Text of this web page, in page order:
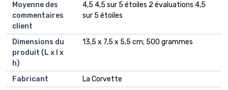
Moyenne des
commentaires
client
4,5 4,5 sur 5 étoiles 2 évaluations 4,5
sur 5 étoiles
Dimensions du
produit (L x l x
h)
13,5 x 7,5 x 5,5 cm; 500 grammes
Fabricant
La Corvette